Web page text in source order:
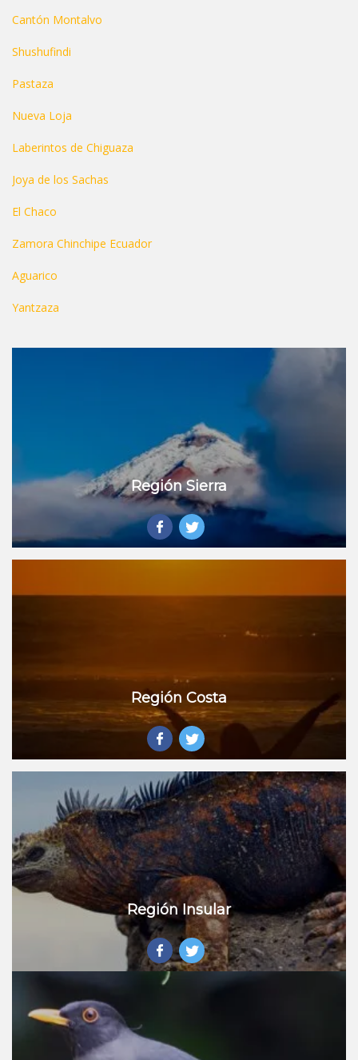
Cantón Montalvo
Shushufindi
Pastaza
Nueva Loja
Laberintos de Chiguaza
Joya de los Sachas
El Chaco
Zamora Chinchipe Ecuador
Aguarico
Yantzaza
Región Sierra
Región Costa
Región Insular